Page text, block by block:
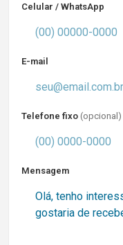
Celular / WhatsApp
E-mail
Telefone fixo (opcional)
Mensagem